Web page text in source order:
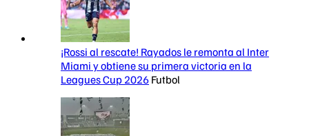
¡Rossi al rescate! Rayados le remonta al Inter
Miami y obtiene su primera victoria en la
Leagues Cup 2026 Futbol